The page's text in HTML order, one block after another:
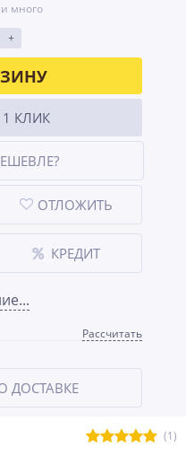
(1)
много
+
КЛИК
ОТЛОЖИТЬ
КРЕДИТ
Рассчитать
ДОСТАВКЕ